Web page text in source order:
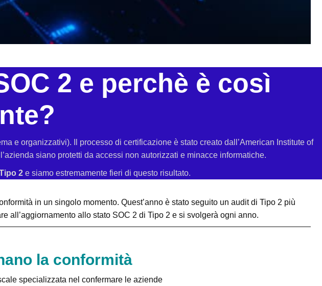
2 e perchè è così
e organizzativi). Il processo di certificazione è stato creato dall’American Institute of
siano protetti da accessi non autorizzati e minacce informatiche.
2 e siamo estremamente fieri di questo risultato.
in un singolo momento. Quest’anno è stato seguito un audit di Tipo 2 più
all’aggiornamento allo stato SOC 2 di Tipo 2 e si svolgerà ogni anno.
la conformità
specializzata nel confermare le aziende